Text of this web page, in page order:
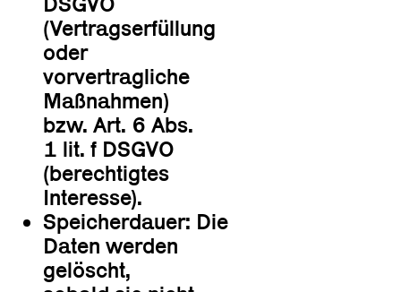
(Vertragserfüllung
oder
vorvertragliche
Maßnahmen)
bzw. Art. 6 Abs.
1 lit. f DSGVO
(berechtigtes
Interesse).
Speicherdauer: Die
Daten werden
gelöscht,